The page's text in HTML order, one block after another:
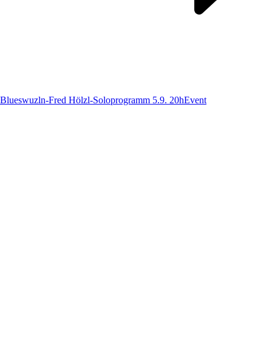
Blueswuzln-Fred Hölzl-Soloprogramm 5.9. 20hEvent